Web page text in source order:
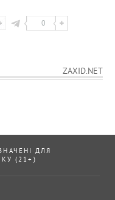
0
ZAXID.NET
ДЛЯ
(21+)